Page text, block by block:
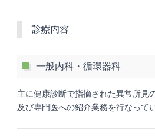
診療内容
一般内科・循環器科
主に健康診断で指摘された異常所見
及び専門医への紹介業務を行なって